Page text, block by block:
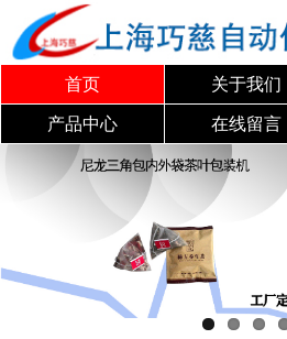
首页 关于我们
产品中心 在线留言